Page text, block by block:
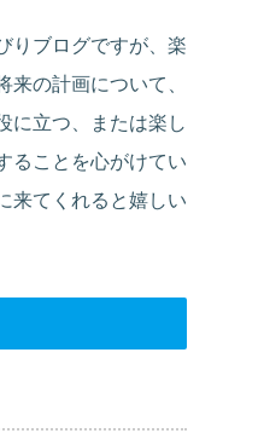
りブログですが、楽
来の計画について、
に立つ、または楽し
ることを心がけてい
来てくれると嬉しい